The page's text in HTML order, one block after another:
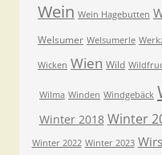
Wein Wein Hagebutten
Welsumer Welsumerle
Wicken Wien Wild
Wilma Winden Windgebäck
Winter 2018 Winter
Winter 2022 Winter 2023